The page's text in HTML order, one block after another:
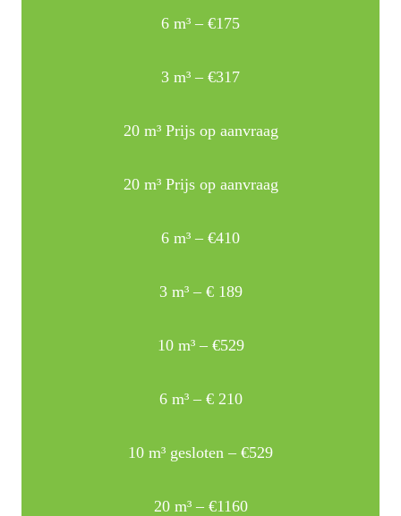
6 m³ – €175
3 m³ – €317
20 m³ Prijs op aanvraag
20 m³ Prijs op aanvraag
6 m³ – €410
3 m³ – € 189
10 m³ – €529
6 m³ – € 210
10 m³ gesloten – €529
20 m³ – €1160